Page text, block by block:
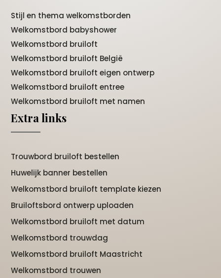
Stijl en thema welkomstborden
Welkomstbord babyshower
Welkomstbord bruiloft
Welkomstbord bruiloft België
Welkomstbord bruiloft eigen ontwerp
Welkomstbord bruiloft entree
Welkomstbord bruiloft met namen
Extra links
Trouwbord bruiloft bestellen
Huwelijk banner bestellen
Welkomstbord bruiloft template kiezen
Bruiloftsbord ontwerp uploaden
Welkomstbord bruiloft met datum
Welkomstbord trouwdag
Welkomstbord bruiloft Maastricht
Welkomstbord trouwen